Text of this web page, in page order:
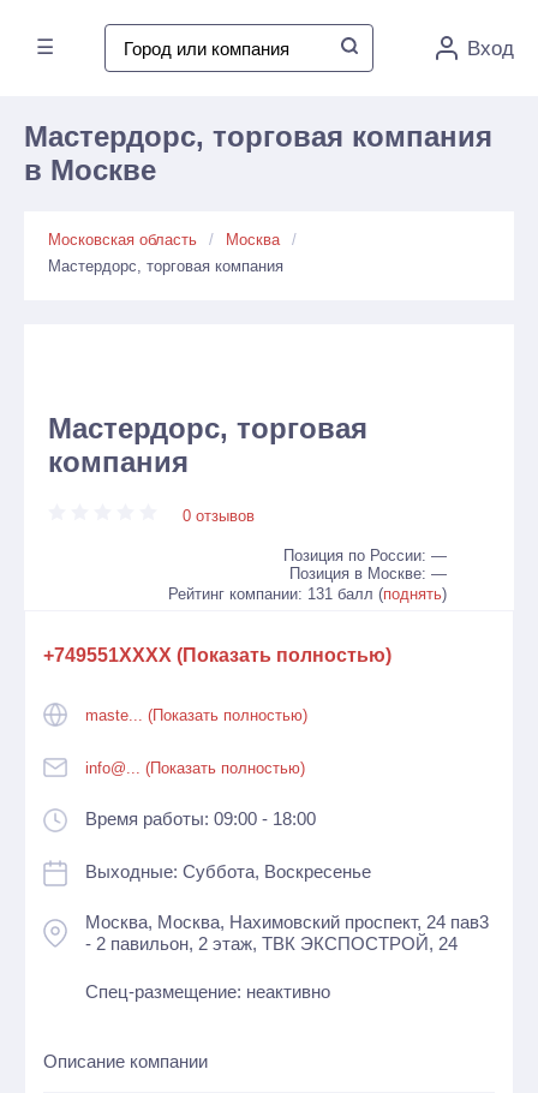
☰ Вход
Мастердорс, торговая компания
в Москве
Московская область
Москва
Мастердорс, торговая компания
Мастердорс, торговая
компания
0 отзывов
Позиция по России: —
Позиция в Москве: —
Рейтинг компании: 131 балл (поднять)
+749551XXXX (Показать полностью)
maste... (Показать полностью)
info@... (Показать полностью)
Время работы: 09:00 - 18:00
Выходные: Суббота, Воскресенье
Москва, Москва, Нахимовский проспект, 24 пав3
- 2 павильон, 2 этаж, ТВК ЭКСПОСТРОЙ, 24
Спец-размещение: неактивно
Описание компании